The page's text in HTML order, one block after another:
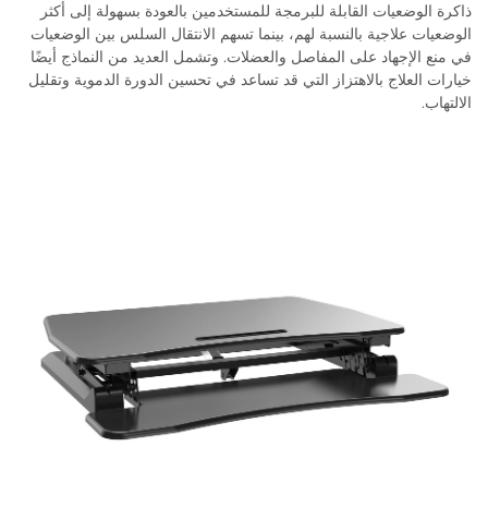
ذاكرة الوضعيات القابلة للبرمجة للمستخدمين بالعودة بسهولة إلى أكثر
الوضعيات علاجية بالنسبة لهم، بينما تسهم الانتقال السلس بين الوضعيات
في منع الإجهاد على المفاصل والعضلات. وتشمل العديد من النماذج أيضًا
خيارات العلاج بالاهتزاز التي قد تساعد في تحسين الدورة الدموية وتقليل
الالتهاب.